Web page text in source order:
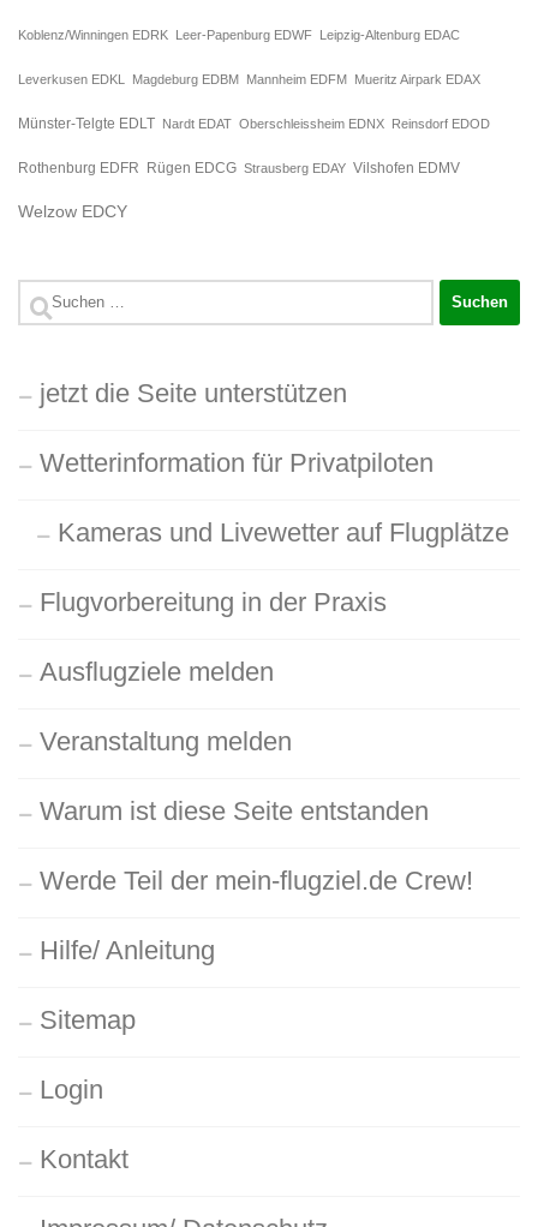
Koblenz/Winningen EDRK Leer-Papenburg EDWF Leipzig-Altenburg EDAC
Leverkusen EDKL Magdeburg EDBM Mannheim EDFM Mueritz Airpark EDAX
Münster-Telgte EDLT Nardt EDAT Oberschleissheim EDNX Reinsdorf EDOD
Rothenburg EDFR Rügen EDCG Strausberg EDAY Vilshofen EDMV
Welzow EDCY
Suchen
jetzt die Seite unterstützen
Wetterinformation für Privatpiloten
Kameras und Livewetter auf Flugplätze
Flugvorbereitung in der Praxis
Ausflugziele melden
Veranstaltung melden
Warum ist diese Seite entstanden
Werde Teil der mein-flugziel.de Crew!
Hilfe/ Anleitung
Sitemap
Login
Kontakt